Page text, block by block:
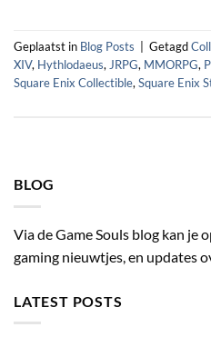
Geplaatst in Blog Posts Getagd
XIV, Hythlodaeus, JRPG, MMORPG,
Square Enix Collectible, Square Enix
BLOG
Via de Game Souls blog kan je
gaming nieuwtjes, en updates
LATEST POSTS